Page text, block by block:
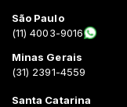
São Paulo
(11) 4003-9016
Minas Gerais
(31) 2391-4559
Santa Catarina